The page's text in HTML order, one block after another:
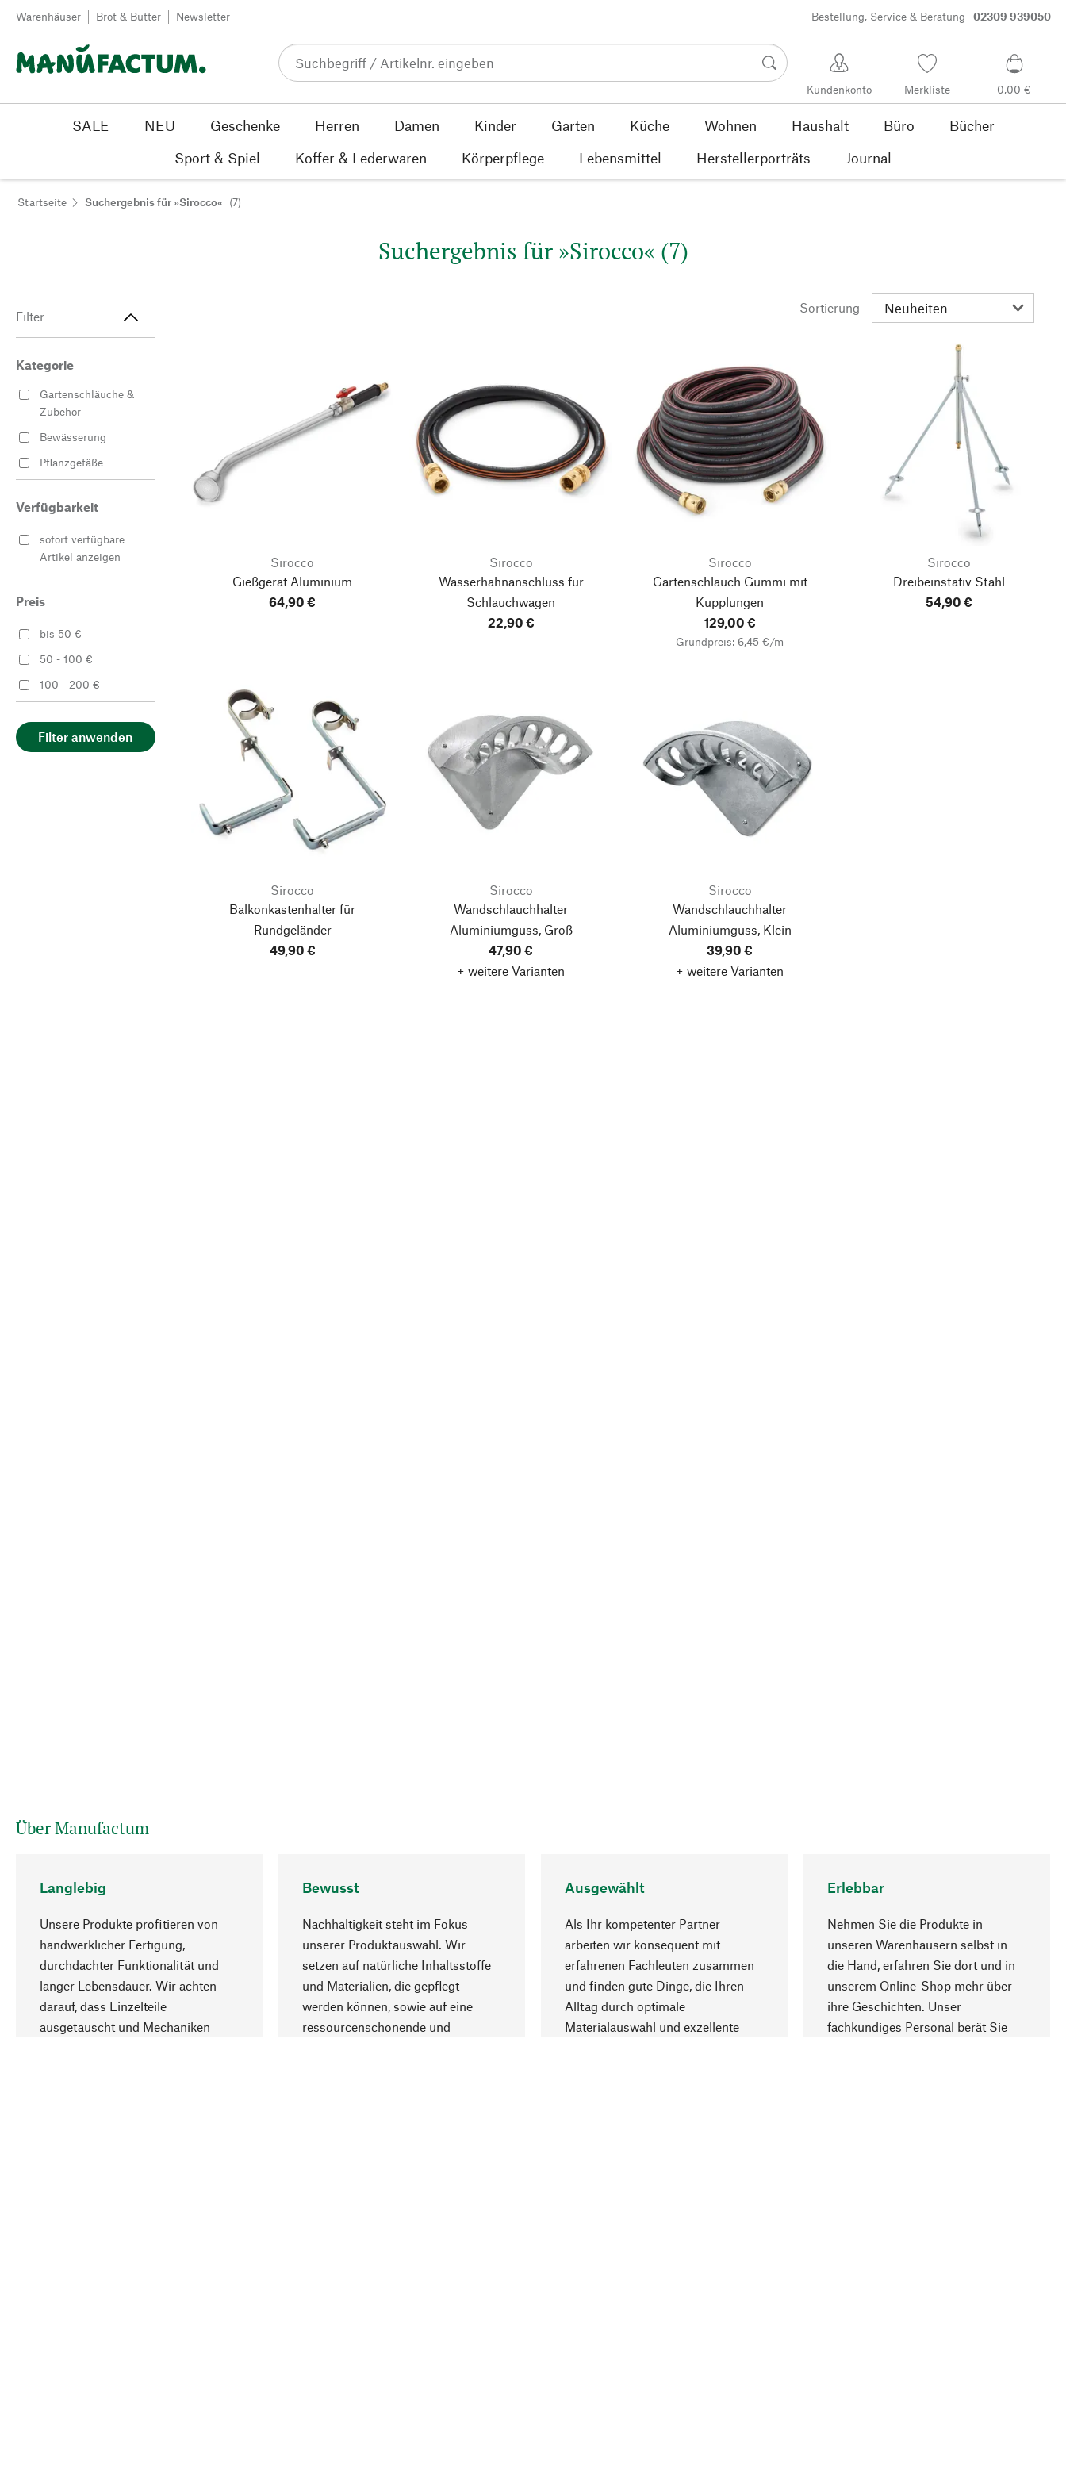
Zum Inhalt springen
Warenhäuser Brot & Butter Newsletter Bestellung, Service & Beratung 02309 939050
Kundenkonto Merkliste 0,00 €
SALE NEU Geschenke Herren Damen Kinder Garten Küche Wohnen Haushalt Büro
Bücher
Sport & Spiel
Koffer & Lederwaren Körperpflege Lebensmittel Herstellerporträts Journal
Startseite Suchergebnis für »Sirocco« (7)
Suchergebnis für »Sirocco« (7)
Filter
Kategorie
Gartenschläuche &
Zubehör
Bewässerung
Pflanzgefäße
Verfügbarkeit
sofort verfügbare
Artikel anzeigen
Preis
bis 50 €
50 - 100 €
100 - 200 €
Filter anwenden
Sortierung
Sirocco
Gießgerät Aluminium
64,90 €
Sirocco
Wasserhahnanschluss für
Schlauchwagen
22,90 €
Sirocco
Gartenschlauch Gummi mit
Kupplungen
129,00 €
Grundpreis: 6,45 €/m
Sirocco
Dreibeinstativ Stahl
54,90 €
Sirocco
Balkonkastenhalter für
Rundgeländer
49,90 €
Sirocco
Wandschlauchhalter
Aluminiumguss, Groß
47,90 €
+ weitere Varianten
Sirocco
Wandschlauchhalter
Aluminiumguss, Klein
39,90 €
+ weitere Varianten
Über Manufactum
Langlebig
Unsere Produkte profitieren von
handwerklicher Fertigung,
durchdachter Funktionalität und
langer Lebensdauer. Wir achten
darauf, dass Einzelteile
ausgetauscht und Mechaniken
Bewusst
Nachhaltigkeit steht im Fokus
unserer Produktauswahl. Wir
setzen auf natürliche Inhaltsstoffe
und Materialien, die gepflegt
werden können, sowie auf eine
ressourcenschonende und
Ausgewählt
Als Ihr kompetenter Partner
arbeiten wir konsequent mit
erfahrenen Fachleuten zusammen
und finden gute Dinge, die Ihren
Alltag durch optimale
Materialauswahl und exzellente
Erlebbar
Nehmen Sie die Produkte in
unseren Warenhäusern selbst in
die Hand, erfahren Sie dort und in
unserem Online-Shop mehr über
ihre Geschichten. Unser
fachkundiges Personal berät Sie